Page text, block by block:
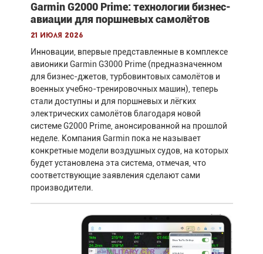
Garmin G2000 Prime: технологии бизнес-
авиации для поршневых самолётов
21 июля 2026
Инновации, впервые представленные в комплексе
авионики Garmin G3000 Prime (предназначенном
для бизнес-джетов, турбовинтовых самолётов и
военных учебно-тренировочных машин), теперь
стали доступны и для поршневых и лёгких
электрических самолётов благодаря новой
системе G2000 Prime, анонсированной на прошлой
неделе. Компания Garmin пока не называет
конкретные модели воздушных судов, на которых
будет установлена эта система, отмечая, что
соответствующие заявления сделают сами
производители.